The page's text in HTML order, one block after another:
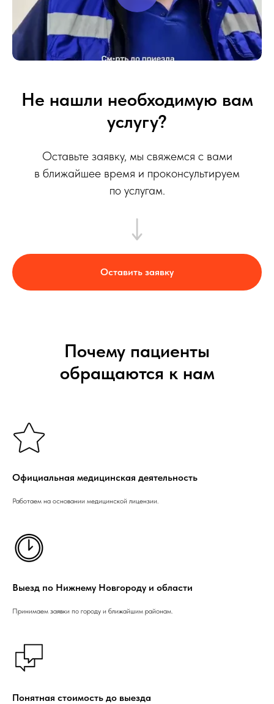
Не нашли необходимую вам
услугу?
Оставьте заявку, мы свяжемся с вами
в ближайшее время и проконсультируем
по услугам.
Оставить заявку
Почему пациенты
обращаются к нам
Официальная медицинская деятельность
Работаем на основании медицинской лицензии.
Выезд по Нижнему Новгороду и области
Принимаем заявки по городу и ближайшим районам.
Понятная стоимость до выезда